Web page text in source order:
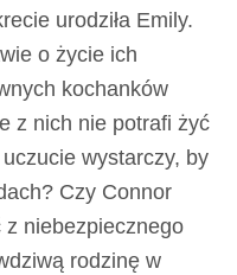
urodziła Emily.
o życie ich
kochanków
z nich nie potrafi żyć
wystarczy, by
Czy Connor
niebezpiecznego
rodzinę w